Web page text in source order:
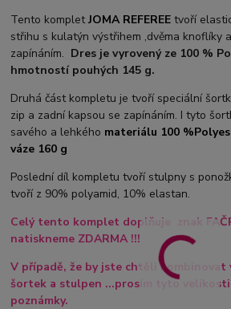
Tento kompletJOMA REFEREE tvoří
střihu s kulatýn výstřihem ,dvěma knoflíky
zapínáním. Dres je vyrovený ze 100 %
hmotností pouhých 145 g.
Druhá část kompletu je tvoří speciální
zip a zadní kapsou se zapínáním. I tyto
savého a lehkého materiálu 100
váze 160 g
Poslední díl kompletu tvoří stulpny s
tvoří z 90% polyamid, 10% elastan.
Celý tento komplet doplňuje znak
natiskneme ZDARMA !!!
V případě, že by jste chtěli kombinovat
šortek a stulpen ...prosím tyto
poznámky.